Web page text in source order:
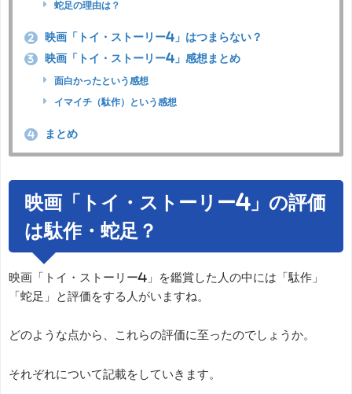
蛇足の理由は？
2 映画「トイ・ストーリー4」はつまらない？
3 映画「トイ・ストーリー4」感想まとめ
面白かったという感想
イマイチ（駄作）という感想
4 まとめ
映画「トイ・ストーリー4」の評価
は駄作・蛇足？
映画「トイ・ストーリー4」を鑑賞した人の中には「駄作」
「蛇足」と評価をする人がいますね。
どのような点から、これらの評価に至ったのでしょうか。
それぞれについて記載をしていきます。